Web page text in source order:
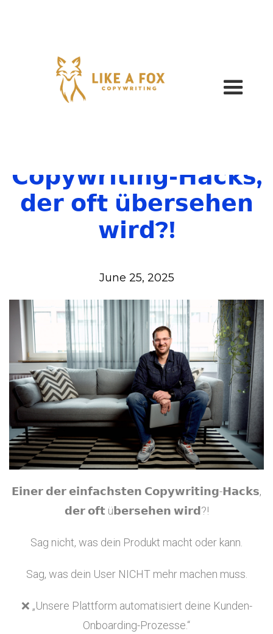
𝗖𝗼𝗽𝘆𝘄𝗿𝗶𝘁𝗶𝗻𝗴-𝗛𝗮𝗰𝗸𝘀,
𝗱𝗲𝗿 𝗼𝗳𝘁 ü𝗯𝗲𝗿𝘀𝗲𝗵𝗲𝗻
𝘄𝗶𝗿𝗱?!
June 25, 2025
𝗘𝗶𝗻𝗲𝗿 𝗱𝗲𝗿 𝗲𝗶𝗻𝗳𝗮𝗰𝗵𝘀𝘁𝗲𝗻 𝗖𝗼𝗽𝘆𝘄𝗿𝗶𝘁𝗶𝗻𝗴-𝗛𝗮𝗰𝗸𝘀,
𝗱𝗲𝗿 𝗼𝗳𝘁 ü𝗯𝗲𝗿𝘀𝗲𝗵𝗲𝗻 𝘄𝗶𝗿𝗱?!
Sag nicht, was dein Produkt macht oder kann.
Sag, was dein User NICHT mehr machen muss.
❌ „Unsere Plattform automatisiert deine Kunden-
Onboarding-Prozesse.“